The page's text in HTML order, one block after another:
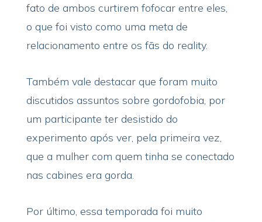
fato de ambos curtirem fofocar entre eles,
o que foi visto como uma meta de
relacionamento entre os fãs do reality.
Também vale destacar que foram muito
discutidos assuntos sobre gordofobia, por
um participante ter desistido do
experimento após ver, pela primeira vez,
que a mulher com quem tinha se conectado
nas cabines era gorda.
Por último, essa temporada foi muito